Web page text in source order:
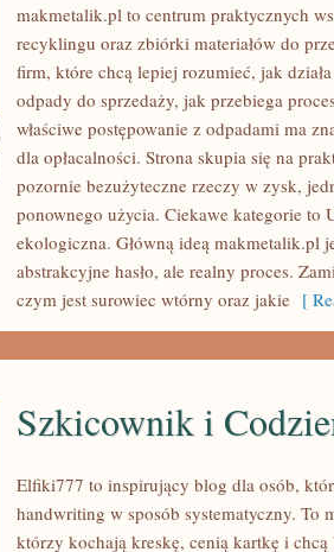
STATYSTYKI
RAPORTY
makmetalik.pl to centrum praktycznych
recyklingu oraz zbiórki materiałów do
firm, które chcą lepiej rozumieć, jak
odpady do sprzedaży, jak przebiega
właściwe postępowanie z odpadami ma
dla opłacalności. Strona skupia się na
pozornie bezużyteczne rzeczy w zysk,
ponownego użycia. Ciekawe kategorie to
ekologiczna. Główną ideą makmetalik.pl
abstrakcyjne hasło, ale realny proces.
czym jest surowiec wtórny oraz jakie [
Szkicownik i
Elfiki777 to inspirujący blog dla osób,
handwriting w sposób systematyczny. To
którzy kochają kreskę, cenią kartkę i chcą